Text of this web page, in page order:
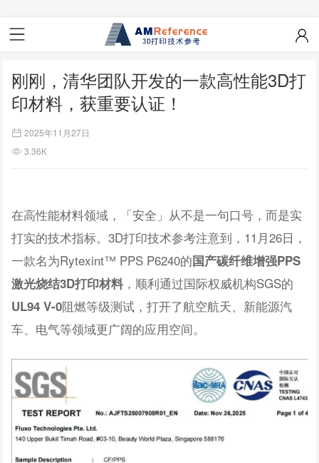
刚刚，清华团队开发的一款高性能3D打
印材料，获重要认证！
2025年11月27日
3.36K
在高性能材料领域，「安全」从不是一句口号，而是实
打实的技术指标。3D打印技术参考注意到，11月26日，
一款名为Rytexint™ PPS P6240的国产碳纤维增强PPS
激光烧结3D打印材料，顺利通过国际权威机构SGS的
UL94 V-0阻燃等级测试，打开了航空航天、新能源汽
车、电气等领域更广阔的应用空间。